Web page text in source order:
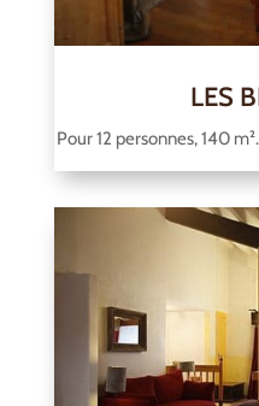
LES
Pour 12 personnes, 140